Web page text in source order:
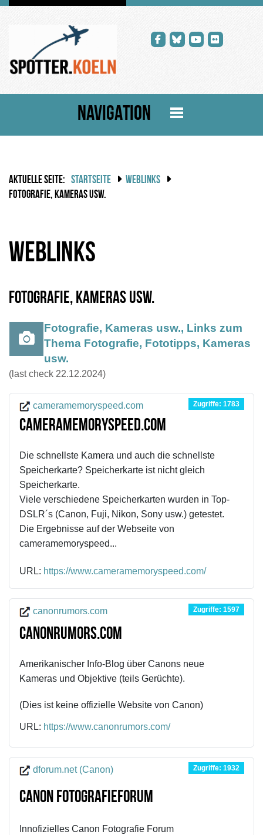
NAVIGATION
AKTUELLE SEITE: STARTSEITE
WEBLINKS
FOTOGRAFIE, KAMERAS USW.
Weblinks
Fotografie, Kameras usw.
Fotografie, Kameras usw., Links zum
Thema Fotografie, Fototipps, Kameras
usw.
(last check 22.12.2024)
cameramemoryspeed.com Zugriffe: 1783
cameramemoryspeed.com
Die schnellste Kamera und auch die schnellste
Speicherkarte? Speicherkarte ist nicht gleich
Speicherkarte.
Viele verschiedene Speicherkarten wurden in Top-
DSLR´s (Canon, Fuji, Nikon, Sony usw.) getestet.
Die Ergebnisse auf der Webseite von
cameramemoryspeed...
URL: https://www.cameramemoryspeed.com/
canonrumors.com Zugriffe: 1597
canonrumors.com
Amerikanischer Info-Blog über Canons neue
Kameras und Objektive (teils Gerüchte).
(Dies ist keine offizielle Website von Canon)
URL: https://www.canonrumors.com/
dforum.net (Canon) Zugriffe: 1932
Canon Fotografieforum
Innofizielles Canon Fotografie Forum